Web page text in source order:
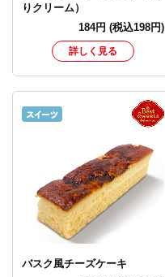
りクリーム）
184円(税込198円)
詳しく見る
バスク風チーズケーキ